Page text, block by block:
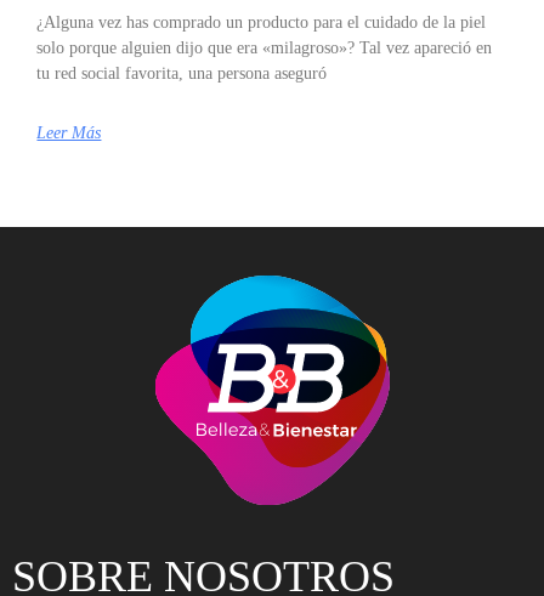
¿Alguna vez has comprado un producto para el cuidado de la piel
solo porque alguien dijo que era «milagroso»? Tal vez apareció en
tu red social favorita, una persona aseguró
Leer Más
SOBRE NOSOTROS